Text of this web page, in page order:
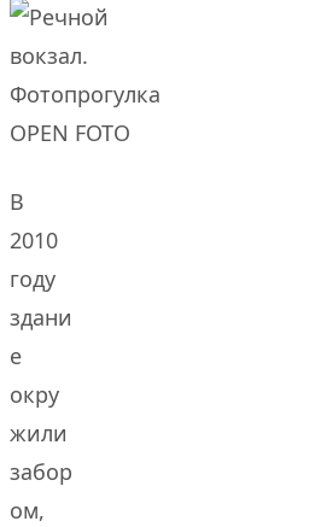
В
2010
году
здани
е
окру
жили
забор
ом,